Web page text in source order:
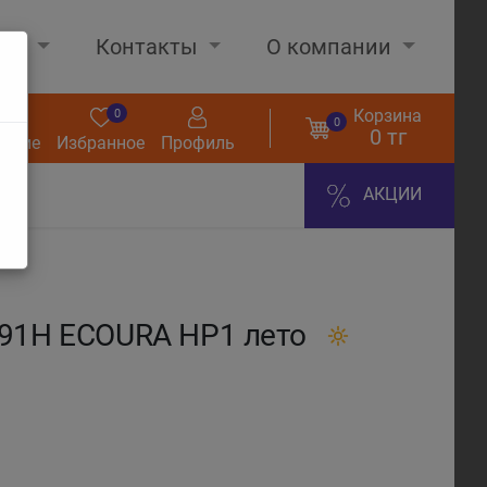
Контакты О компании
Избранное
0
Профиль
0 Корзина
0 тг
АКЦИИ
ECOURA HP1 лето